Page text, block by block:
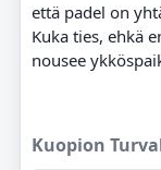
että padel on
Kuka ties, ehkä
nousee
Kuopion